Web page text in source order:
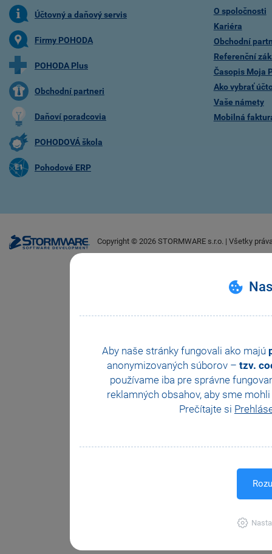
Aby naše stránky fungovali ako majú
anonymizovaných súborov – tzv.
používame iba pre správne
reklamných obsahov, aby sme
Prečítajte si
Účtovný a daňový servis
Firmy POHODA
POHODA Plus
Obchodní partneri
Daňoví poradcovia
POHODOVÁ škola
Pohodové ERP
O spoločnosti
Kariéra
Obchodní
Referenční
Časopis Moja
Ako vybrať
Vaše námety
Mobilná
Copyright © 2026 STORMWARE s.r.o. | Všetky